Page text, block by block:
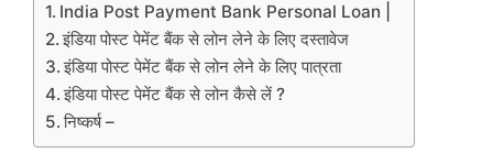
India Post Payment Bank Personal Loan |
इंडिया पोस्ट पेमेंट बैंक से लोन लेने के लिए दस्तावेज
इंडिया पोस्ट पेमेंट बैंक से लोन लेने के लिए पात्रता
इंडिया पोस्ट पेमेंट बैंक से लोन कैसे लें ?
निष्कर्ष –